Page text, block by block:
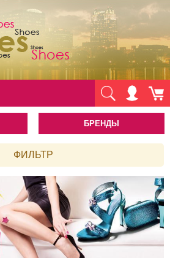
БРЕНДЫ
ФИЛЬТР